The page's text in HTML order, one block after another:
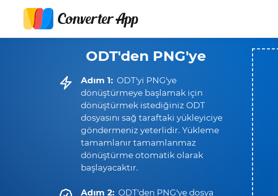
ODT'den PNG'ye
Adım 1: ODT'yi PNG'ye
dönüştürmeye başlamak için
dönüştürmek istediğiniz ODT
dosyasını sağ taraftaki yükleyiciye
göndermeniz yeterlidir. Yükleme
tamamlanır tamamlanmaz
dönüştürme otomatik olarak
başlayacaktır.
Adım 2: ODT'den PNG'ye dosya